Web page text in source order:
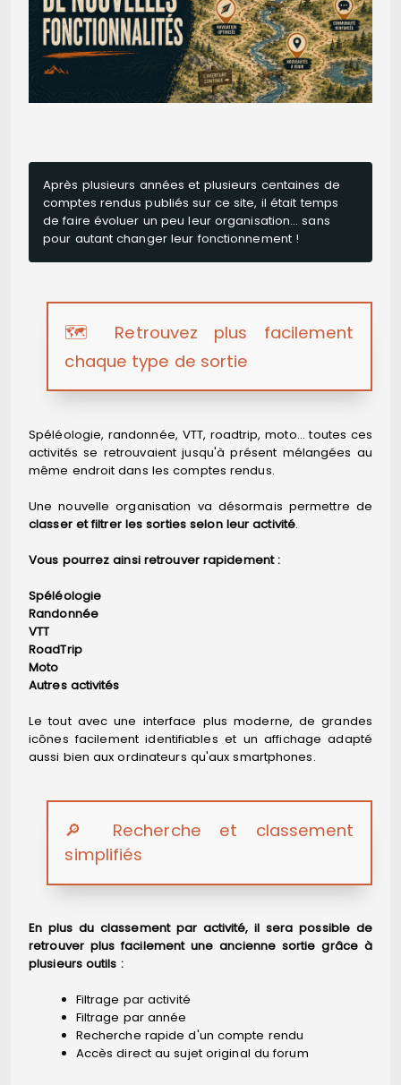
Après plusieurs années et plusieurs centaines de
comptes rendus publiés sur ce site, il était temps
de faire évoluer un peu leur organisation… sans
pour autant changer leur fonctionnement !
🗺️ Retrouvez plus facilement
chaque type de sortie
Spéléologie, randonnée, VTT, roadtrip, moto… toutes ces
activités se retrouvaient jusqu'à présent mélangées au
même endroit dans les comptes rendus.
Une nouvelle organisation va désormais permettre de
classer et filtrer les sorties selon leur activité.
Vous pourrez ainsi retrouver rapidement :
Spéléologie
Randonnée
VTT
RoadTrip
Moto
Autres activités
Le tout avec une interface plus moderne, de grandes
icônes facilement identifiables et un affichage adapté
aussi bien aux ordinateurs qu'aux smartphones.
🔎 Recherche et classement
simplifiés
En plus du classement par activité, il sera possible de
retrouver plus facilement une ancienne sortie grâce à
plusieurs outils :
Filtrage par activité
Filtrage par année
Recherche rapide d'un compte rendu
Accès direct au sujet original du forum